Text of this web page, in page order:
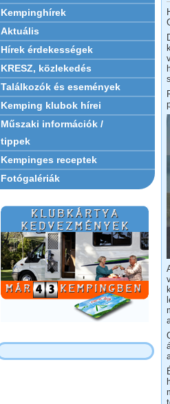
Kempinghírek
Aktuális
Hírek érdekességek
KRESZ, közlekedés
Találkozók és események
Kemping klubok hírei
Műszaki információk /
tippek
Kempinges receptek
Fotógalériák